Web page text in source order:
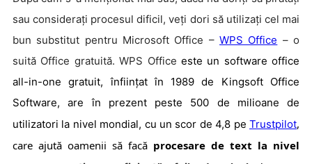
sau considerați procesul dificil, veți dori să utilizați cel mai
bun substitut pentru Microsoft Office – WPS Office – o
suită Office gratuită. WPS Office este un software office
all-in-one gratuit, înființat în 1989de Kingsoft Office
Software, are în prezent peste 500 de milioane de
utilizatori la nivel mondial, cu un scor de 4,8 pe Trustpilot,
care ajută oamenii să facă procesare de text la nivel